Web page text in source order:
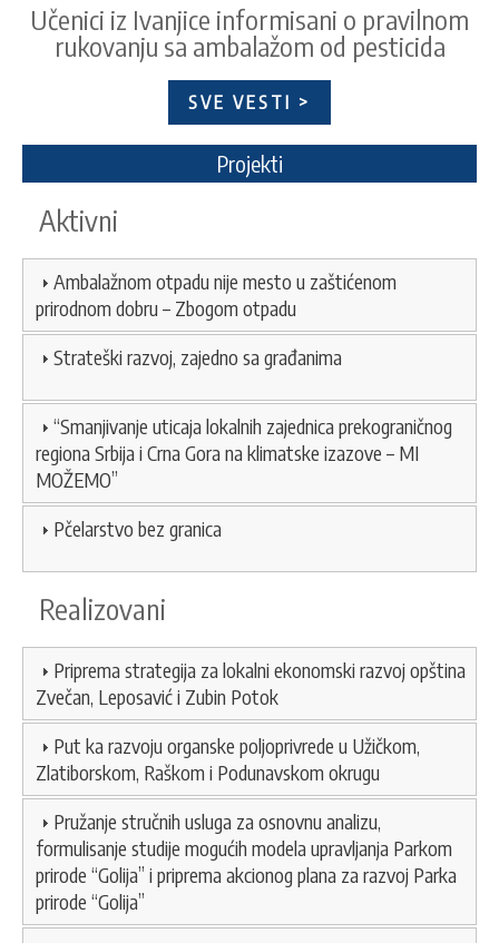
Učenici iz Ivanjice informisani o pravilnom
rukovanju sa ambalažom od pesticida
SVE VESTI >
Projekti
Aktivni
Ambalažnom otpadu nije mesto u zaštićenom
prirodnom dobru – Zbogom otpadu
Strateški razvoj, zajedno sa građanima
“Smanjivanje uticaja lokalnih zajednica prekograničnog
regiona Srbija i Crna Gora na klimatske izazove – MI
MOŽEMO”
Pčelarstvo bez granica
Realizovani
Priprema strategija za lokalni ekonomski razvoj opština
Zvečan, Leposavić i Zubin Potok
Put ka razvoju organske poljoprivrede u Užičkom,
Zlatiborskom, Raškom i Podunavskom okrugu
Pružanje stručnih usluga za osnovnu analizu,
formulisanje studije mogućih modela upravljanja Parkom
prirode “Golija” i priprema akcionog plana za razvoj Parka
prirode “Golija”